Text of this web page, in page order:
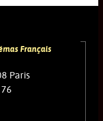
Français
Paris